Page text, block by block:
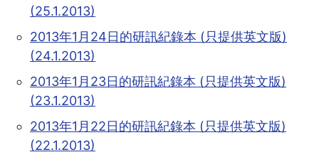
(25.1.2013)
2013年1月24日的研訊紀錄本 (只提供英文版)
(24.1.2013)
2013年1月23日的研訊紀錄本 (只提供英文版)
(23.1.2013)
2013年1月22日的研訊紀錄本 (只提供英文版)
(22.1.2013)